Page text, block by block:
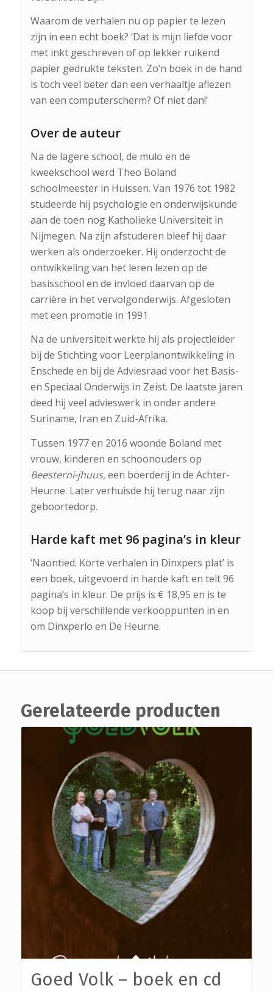
Waarom de verhalen nu op papier te lezen
zijn in een echt boek? ‘Dat is mijn liefde voor
met inkt geschreven of op lekker ruikend
papier gedrukte teksten. Zo’n boek in de hand
is toch veel beter dan een verhaaltje aflezen
van een computerscherm? Of niet dan!’
Over de auteur
Na de lagere school, de mulo en de
kweekschool werd Theo Boland
schoolmeester in Huissen. Van 1976 tot 1982
studeerde hij psychologie en onderwijskunde
aan de toen nog Katholieke Universiteit in
Nijmegen. Na zijn afstuderen bleef hij daar
werken als onderzoeker. Hij onderzocht de
ontwikkeling van het leren lezen op de
basisschool en de invloed daarvan op de
carrière in het vervolgonderwijs. Afgesloten
met een promotie in 1991.
Na de universiteit werkte hij als projectleider
bij de Stichting voor Leerplanontwikkeling in
Enschede en bij de Adviesraad voor het Basis-
en Speciaal Onderwijs in Zeist. De laatste jaren
deed hij veel advieswerk in onder andere
Suriname, Iran en Zuid-Afrika.
Tussen 1977 en 2016 woonde Boland met
vrouw, kinderen en schoonouders op
Beesterni-jhuus, een boerderij in de Achter-
Heurne. Later verhuisde hij terug naar zijn
geboortedorp.
Harde kaft met 96 pagina’s in kleur
‘Naontied. Korte verhalen in Dinxpers plat’ is
een boek, uitgevoerd in harde kaft en telt 96
pagina’s in kleur. De prijs is € 18,95 en is te
koop bij verschillende verkooppunten in en
om Dinxperlo en De Heurne.
Gerelateerde producten
Goed Volk – boek en cd